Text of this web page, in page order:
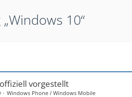
10“
vorgestellt
Windows Phone / Windows Mobile